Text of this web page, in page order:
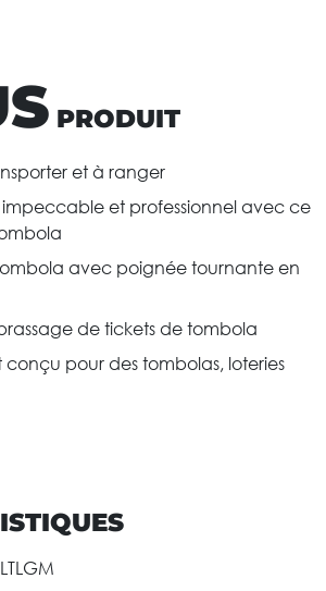
PRODUIT
et à ranger
impeccable et professionnel avec ce
avec poignée tournante en
de tickets de tombola
pour des tombolas, loteries